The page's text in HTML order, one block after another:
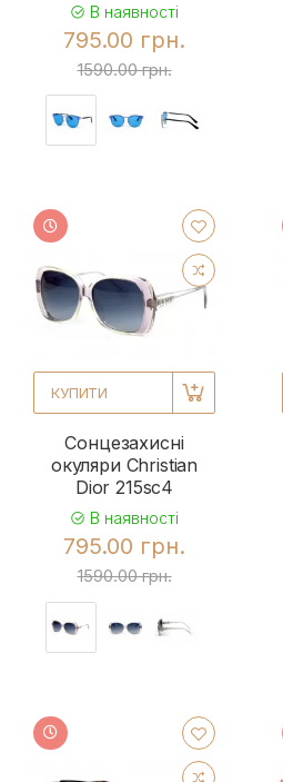
В наявності
795.00 грн.
1590.00 грн.
КУПИТИ
Сонцезахисні
окуляри Christian
Dior 215sc4
В наявності
795.00 грн.
1590.00 грн.